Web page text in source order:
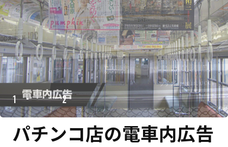
1 2
パチンコ店の電車内広告